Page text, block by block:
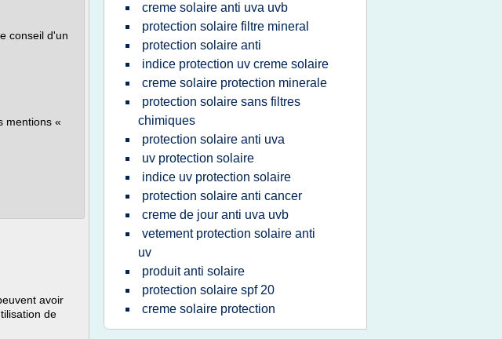
conseil d'un
mentions «
avoir
de
creme solaire anti uva uvb
protection solaire filtre mineral
protection solaire anti
indice protection uv creme solaire
creme solaire protection minerale
protection solaire sans filtres
chimiques
protection solaire anti uva
uv protection solaire
indice uv protection solaire
protection solaire anti cancer
creme de jour anti uva uvb
vetement protection solaire anti
uv
produit anti solaire
protection solaire spf 20
creme solaire protection